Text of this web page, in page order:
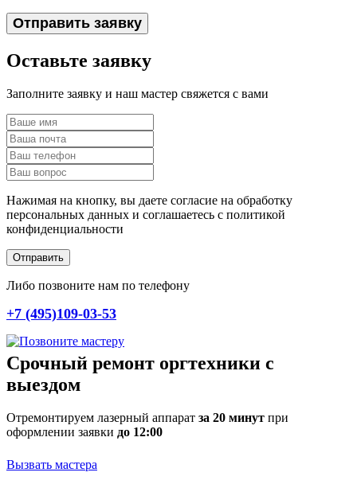
Отправить заявку
Оставьте заявку
Заполните заявку и наш мастер свяжется с вами
Нажимая на кнопку, вы даете согласие на обработку
персональных данных и соглашаетесь c политикой
конфиденциальности
Отправить
Либо позвоните нам по телефону
+7 (495)109-03-53
Срочный ремонт оргтехники с
выездом
Отремонтируем лазерный аппарат за 20 минут при
оформлении заявки до 12:00
Вызвать мастера